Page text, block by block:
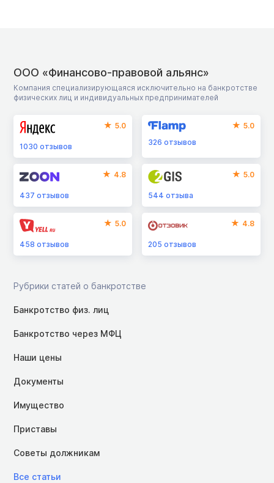
ООО «Финансово-правовой альянс»
Компания специализирующаяся исключительно на банкротстве
физических лиц и индивидуальных предпринимателей
5.0
1030 отзывов
5.0
326отзывов
4.8
437 отзывов
5.0
544отзыва
5.0
458 отзывов
4.8
205отзывов
Рубрики статей о банкротстве
Банкротство физ. лиц
Банкротство через МФЦ
Наши цены
Документы
Имущество
Приставы
Советы должникам
Все статьи